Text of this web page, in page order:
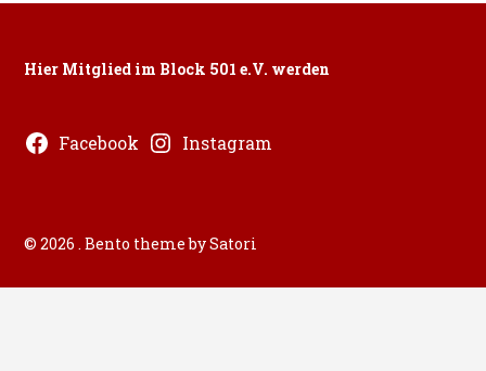
Hier Mitglied im Block 501 e.V. werden
Facebook Instagram
© 2026 . Bento theme by Satori